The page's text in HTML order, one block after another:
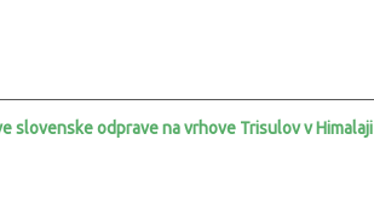
slovenske odprave na vrhove Trisulov v Himalaji